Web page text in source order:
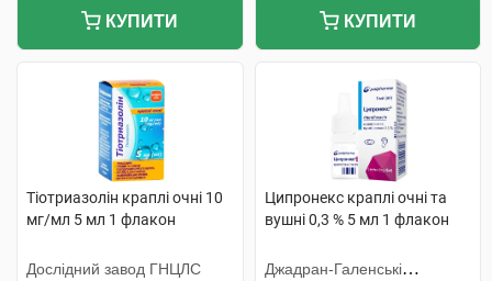
КУПИТИ КУПИТИ
Тіотриазолін краплі очні 10
мг/мл 5 мл 1 флакон
Дослідний завод ГНЦЛС
Ципронекс краплі очні та
вушні 0,3 % 5 мл 1 флакон
Джадран-Галенські